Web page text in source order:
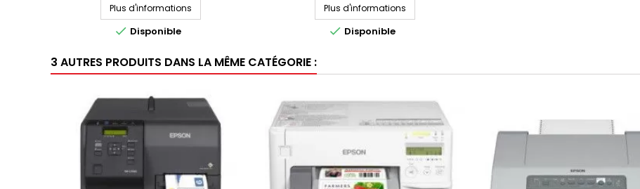
Plus d'informations
 Disponible
Plus d'informations
 Disponible
3 AUTRES PRODUITS DANS LA MÊME CATÉGORIE :